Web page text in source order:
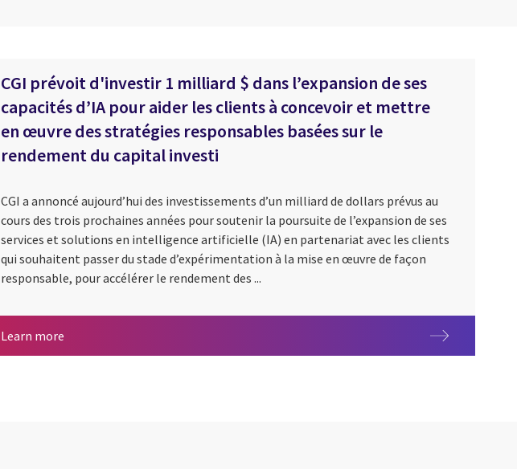
CGI prévoit d'investir 1 milliard $ dans l’expansion de ses
capacités d’IA pour aider les clients à concevoir et mettre
en œuvre des stratégies responsables basées sur le
rendement du capital investi
CGI a annoncé aujourd’hui des investissements d’un milliard de dollars prévus au
cours des trois prochaines années pour soutenir la poursuite de l’expansion de ses
services et solutions en intelligence artificielle (IA) en partenariat avec les clients
qui souhaitent passer du stade d’expérimentation à la mise en œuvre de façon
responsable, pour accélérer le rendement des ...
Learn more CGI prévoit d'investir 1 milliard $ dans l’expansion de ses capacités d’IA pour
Machine Vision de CGI, source puissante d’intelligence d’affaires sur l’IdO grâce à
Générer de nouvelles sources de revenus grâce à l’intelligence artificielle et à